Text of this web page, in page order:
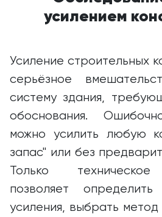
усилением
Усиление строительных
серьёзное
систему здания,
обоснования.
можно усилить любую
запас" или без
Только
позволяет определить
усиления, выбрать